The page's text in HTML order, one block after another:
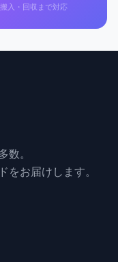
入・回収まで対応
数。
をお届けします。